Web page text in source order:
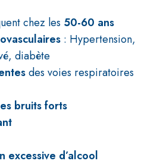
chez les 50-60 ans
: Hypertension,
diabète
des voies respiratoires
bruits forts
excessive d’alcool